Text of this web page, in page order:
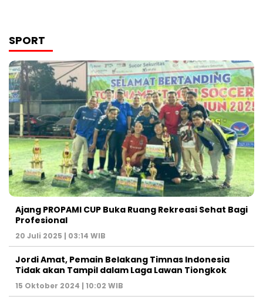
SPORT
Ajang PROPAMI CUP Buka Ruang Rekreasi Sehat Bagi
Profesional
20 Juli 2025 | 03:14 WIB
Jordi Amat, Pemain Belakang Timnas Indonesia
Tidak akan Tampil dalam Laga Lawan Tiongkok
15 Oktober 2024 | 10:02 WIB